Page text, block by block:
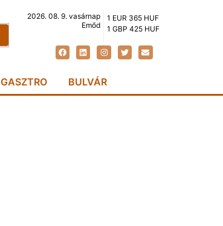
2026. 08. 9. vasárnap
Emőd
1 EUR 365 HUF
1 GBP 425 HUF
GASZTRO BULVÁR